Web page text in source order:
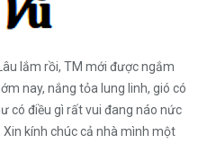
lắm rồi, TM mới được ngắm
nay, nắng tỏa lung linh, gió có
có điều gì rất vui đang náo nức
kính chúc cả nhà mình một